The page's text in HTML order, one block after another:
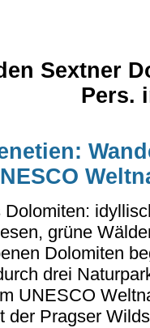
Sextner
Pers.
Dolomiten:
grüne
Dolomiten
drei
UNESCO
der Pragser